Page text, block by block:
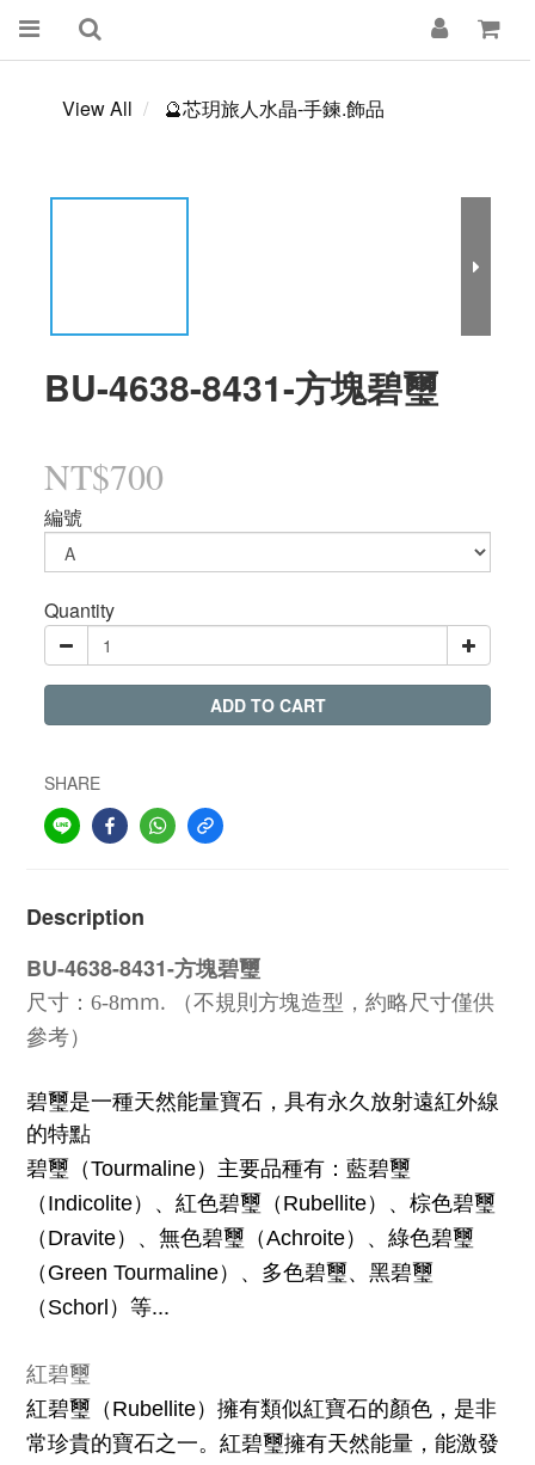
View All 🔮芯玥旅人水晶-手鍊.飾品
BU-4638-8431-方塊碧璽
NT$700
編號
Quantity
ADD TO CART
SHARE
Description
BU-4638-8431-方塊碧璽
尺寸：6-8mm. （不規則方塊造型，約略尺寸僅供
參考）
碧璽是一種天然能量寶石，具有永久放射遠紅外線
的特點
碧璽 （Tourmaline）主要品種有：藍碧璽
（ Indicolite）、紅色碧璽（ Rubellite）、棕色碧璽
（ Dravite）、無色碧璽（Achroite）、綠色碧璽
（ Green Tourmaline）、多色碧璽、黑碧璽
（ Schorl ）等...
紅碧璽
紅碧璽（ Rubellite）擁有類似紅寶石的顏色，是非
常珍貴的寶石之一。紅碧璽擁有天然能量，能激發